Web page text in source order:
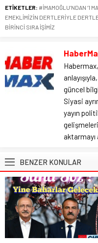
ETİKETLER: #İMAMOĞLU’NDAN ‘1
EMEKLİMİZİN DERTLERİYLE
BİRİNCİ SIRA İŞİMİZ
güncel
Siyasi
yayın
aktarmayı
BENZER KONULAR